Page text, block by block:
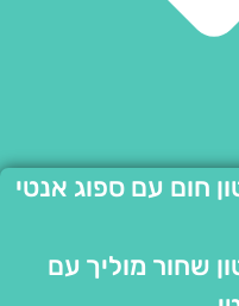
חום עם ספוג אנטי
שחור מוליך עם